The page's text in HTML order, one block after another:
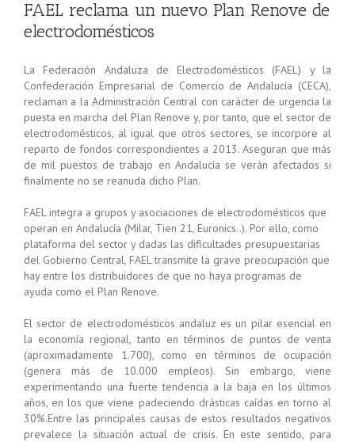
FAEL reclama un nuevo Plan Renove de
electrodomésticos
La Federación Andaluza de Electrodomésticos (FAEL) y la
Confederación Empresarial de Comercio de Andalucía (CECA),
reclaman a la Administración Central con carácter de urgencia la
puesta en marcha del Plan Renove y, por tanto, que el sector de
electrodomésticos, al igual que otros sectores, se incorpore al
reparto de fondos correspondientes a 2013. Aseguran que más
de mil puestos de trabajo en Andalucía se verán afectados si
finalmente no se reanuda dicho Plan.
FAEL integra a grupos y asociaciones de electrodomésticos que
operan en Andalucía (Milar, Tien 21, Euronics..). Por ello, como
plataforma del sector y dadas las dificultades presupuestarias
del Gobierno Central, FAEL transmite la grave preocupación que
hay entre los distribuidores de que no haya programas de
ayuda como el Plan Renove.
El sector de electrodomésticos andaluz es un pilar esencial en
la economía regional, tanto en términos de puntos de venta
(aproximadamente 1.700), como en términos de ocupación
(genera más de 10.000 empleos). Sin embargo, viene
experimentando una fuerte tendencia a la baja en los últimos
años, en los que viene padeciendo drásticas caídas en torno al
30%.Entre las principales causas de estos resultados negativos
prevalece la situación actual de crisis. En este sentido, para